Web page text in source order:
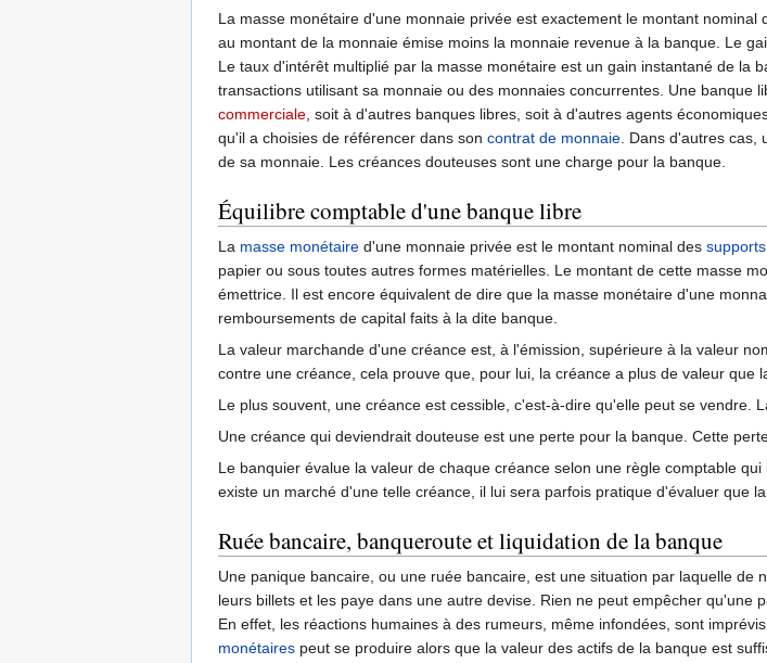
La masse monétaire d'une monnaie privée est exactement le montant nominal
au montant de la monnaie émise moins la monnaie revenue à la banque. Le
Le taux d'intérêt multiplié par la masse monétaire est un gain instantané de la
transactions utilisant sa monnaie ou des monnaies concurrentes. Une
commerciale, soit à d'autres banques libres, soit à d'autres agents
qu'il a choisies de référencer dans son contrat de monnaie. Dans d'autres cas,
de sa monnaie. Les créances douteuses sont une charge pour la banque.
Équilibre comptable d'une banque libre
La masse monétaire d'une monnaie privée est le montant nominal des
papier ou sous toutes autres formes matérielles. Le montant de cette masse
émettrice. Il est encore équivalent de dire que la masse monétaire d'une
remboursements de capital faits à la dite banque.
La valeur marchande d'une créance est, à l'émission, supérieure à la valeur
contre une créance, cela prouve que, pour lui, la créance a plus de valeur que
Le plus souvent, une créance est cessible, c'est-à-dire qu'elle peut se vendre.
Une créance qui deviendrait douteuse est une perte pour la banque. Cette
Le banquier évalue la valeur de chaque créance selon une règle comptable
existe un marché d'une telle créance, il lui sera parfois pratique d'évaluer que
Ruée bancaire, banqueroute et liquidation de la banque
Une panique bancaire, ou une ruée bancaire, est une situation par laquelle
leurs billets et les paye dans une autre devise. Rien ne peut empêcher
En effet, les réactions humaines à des rumeurs, même infondées, sont
monétaires peut se produire alors que la valeur des actifs de la banque est